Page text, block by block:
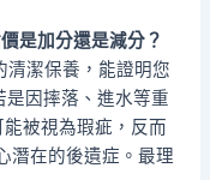
是加分還是減分？
清潔保養，能證明您
因摔落、進水等重
被視為瑕疵，反而
潛在的後遺症。最理